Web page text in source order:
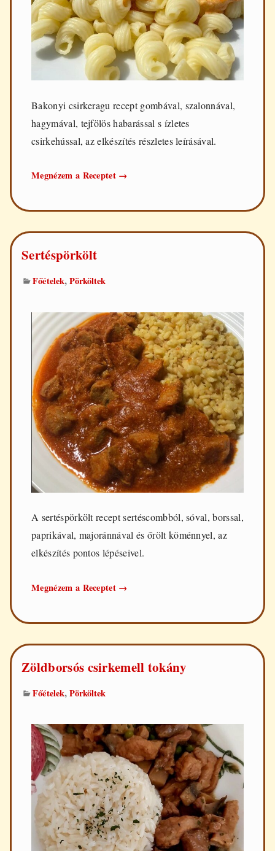
Bakonyi csirkeragu recept gombával, szalonnával,
hagymával, tejfölös habarással s ízletes
csirkehússal, az elkészítés részletes leírásával.
Megnézem a Receptet Bakonyi
→
Sertéspörkölt
Főételek,Pörköltek
A sertéspörkölt recept sertéscombból, sóval, borssal,
paprikával, majoránnával és őrölt köménnyel, az
elkészítés pontos lépéseivel.
Megnézem a Receptet Sertéspörkölt
→
Zöldborsós csirkemell tokány
Főételek,Pörköltek